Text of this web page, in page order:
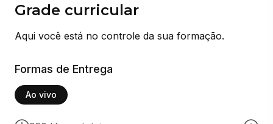
Grade curricular
Aqui você está no controle da sua formação.
Formas de Entrega
Ao vivo